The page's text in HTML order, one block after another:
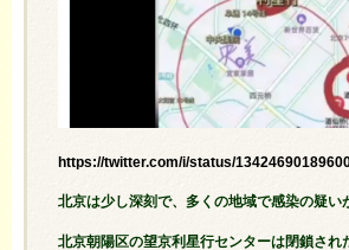
https://twitter.com/i/status/
北京は少し深刻で、多くの地域で感染の疑い
北京朝陽区の望京利星行センターは閉鎖され